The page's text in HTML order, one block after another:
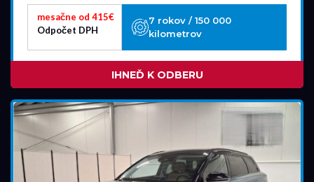
mesačne od 415€
Odpočet DPH
7 rokov / 150 000
kilometrov
IHNEĎ K ODBERU